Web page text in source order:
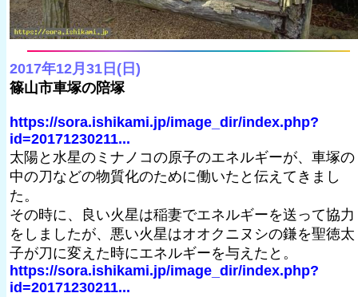
2017年12月31日(日)
篠山市車塚の陪塚
https://sora.ishikami.jp/image_dir/index.php?
id=20171230211...
太陽と水星のミナノコの原子のエネルギーが、車塚の
中の刀などの物質化のために働いたと伝えてきまし
た。
その時に、良い火星は稲妻でエネルギーを送って協力
をしましたが、悪い火星はオオクニヌシの鎌を聖徳太
子が刀に変えた時にエネルギーを与えたと。
https://sora.ishikami.jp/image_dir/index.php?
id=20171230211...